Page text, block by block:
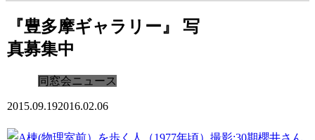
『豊多摩ギャラリー』 写
真募集中
同窓会ニュース
2015.09.192016.02.06